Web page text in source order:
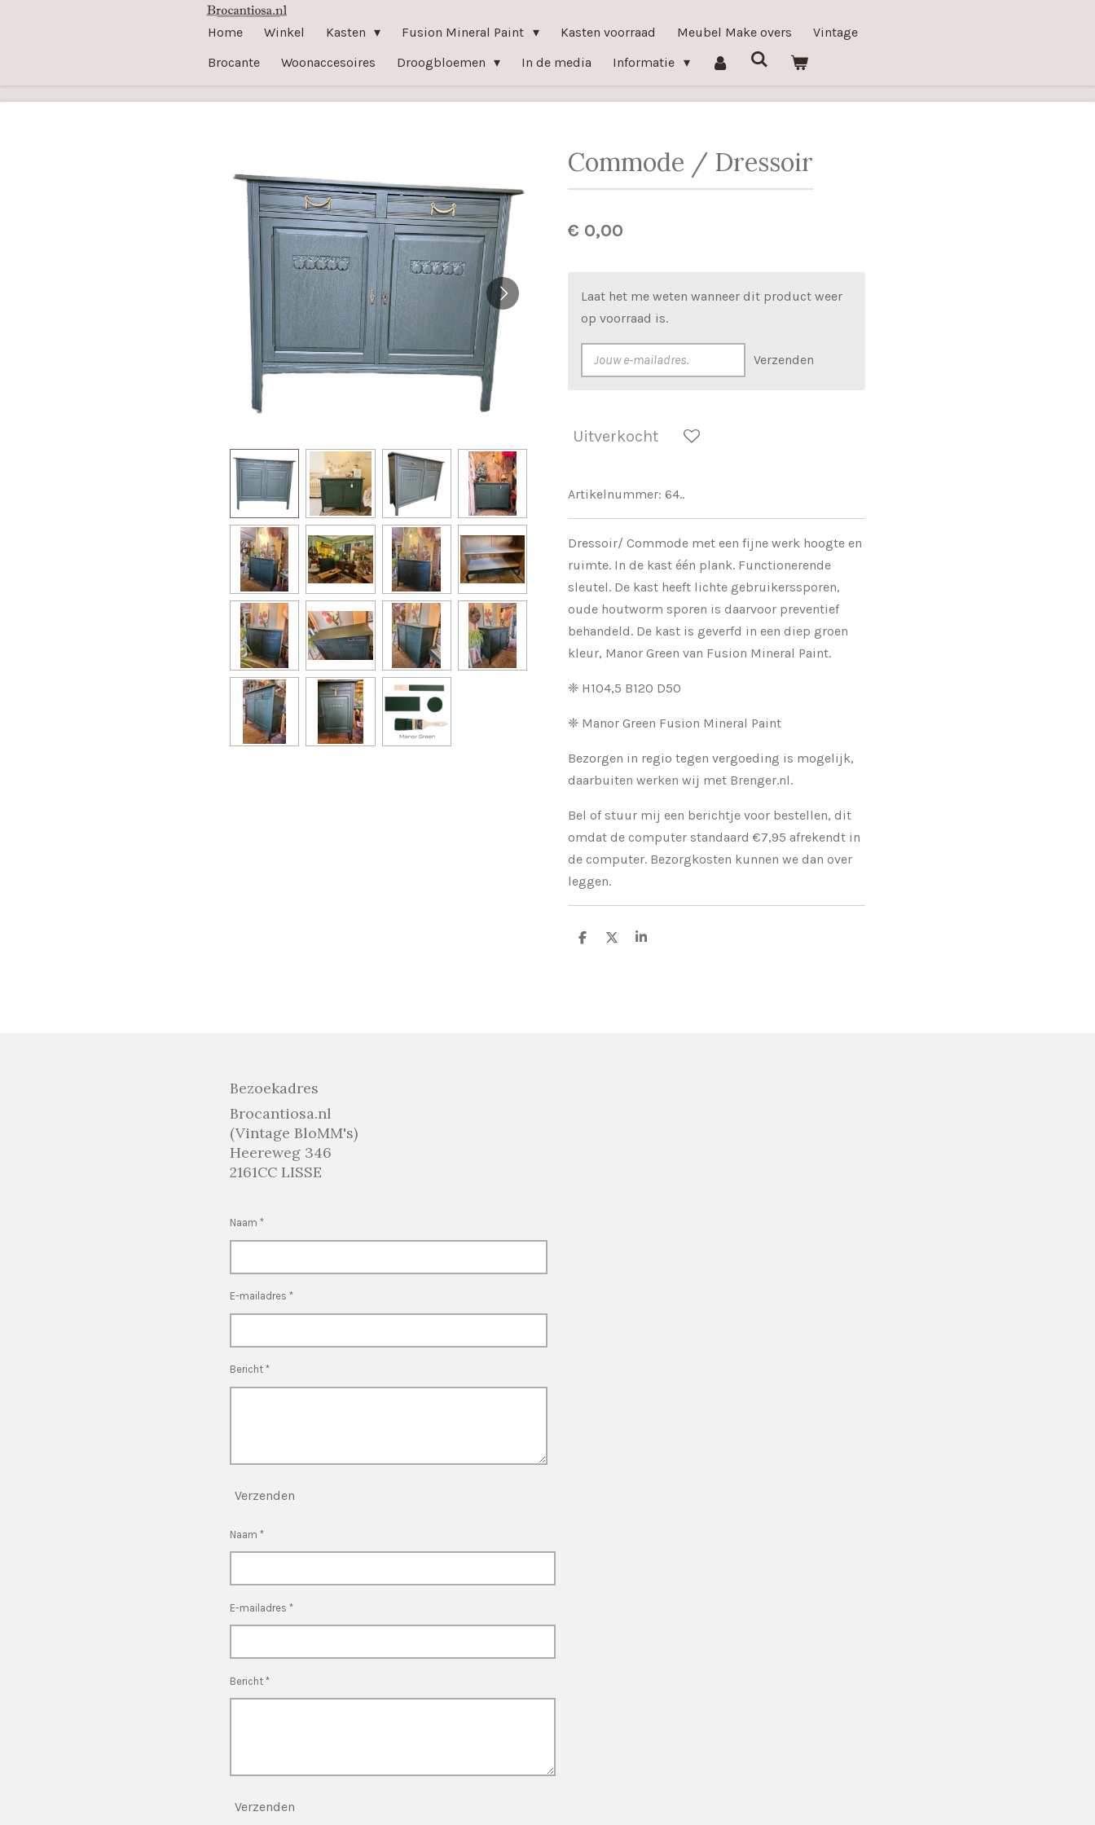
hoofdinhoud
Home Winkel Kasten Fusion Mineral Paint Kasten voorraad Meubel Make overs
Vintage
Brocante
Woonaccesoires Droogbloemen In de media Informatie
Commode / Dressoir
€ 0,00
Laat het me weten wanneer dit product weer
op voorraad is.
Verzenden
Uitverkocht
Artikelnummer: 64..
Dressoir/ Commode met een fijne werk hoogte en
ruimte. In de kast één plank. Functionerende
sleutel. De kast heeft lichte gebruikerssporen,
oude houtworm sporen is daarvoor preventief
behandeld. De kast is geverfd in een diep groen
kleur, Manor Green van Fusion Mineral Paint.
❈ H104,5 B120 D50
❈ Manor Green Fusion Mineral Paint
Bezorgen in regio tegen vergoeding is mogelijk,
daarbuiten werken wij met Brenger.nl.
Bel of stuur mij een berichtje voor bestellen, dit
omdat de computer standaard €7,95 afrekendt in
de computer. Bezorgkosten kunnen we dan over
leggen.
D
D
S
Bezoekadres
Brocantiosa.nl
(Vintage BloMM's)
Heereweg 346
2161CC LISSE
Naam *
E-mailadres *
Bericht *
Verzenden
Naam *
E-mailadres *
Bericht *
Verzenden